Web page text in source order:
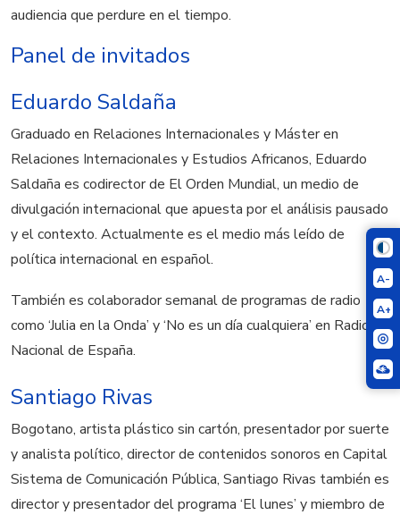
A-
A+
audiencia que perdure en el tiempo.
Panel de invitados
Eduardo Saldaña
Graduado en Relaciones Internacionales y Máster en
Relaciones Internacionales y Estudios Africanos, Eduardo
Saldaña es codirector de El Orden Mundial, un medio de
divulgación internacional que apuesta por el análisis pausado
y el contexto. Actualmente es el medio más leído de
política internacional en español.
También es colaborador semanal de programas de radio
como ‘Julia en la Onda’ y ‘No es un día cualquiera’ en Radio
Nacional de España.
Santiago Rivas
Bogotano, artista plástico sin cartón, presentador por suerte
y analista político, director de contenidos sonoros en Capital
Sistema de Comunicación Pública, Santiago Rivas también es
director y presentador del programa ‘El lunes’ y miembro de